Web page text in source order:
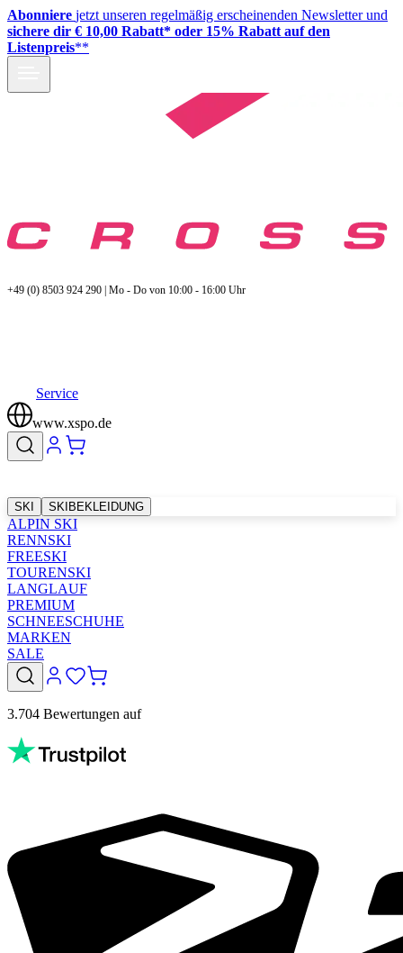
Abonniere jetzt unseren regelmäßig erscheinenden Newsletter und
sichere dir € 10,00 Rabatt* oder 15% Rabatt auf den
Listenpreis**
+49 (0) 8503 924 290 | Mo - Do von 10:00 - 16:00 Uhr
Service
www.xspo.de
SKI SKIBEKLEIDUNG
ALPIN SKI
RENNSKI
FREESKI
TOURENSKI
LANGLAUF
PREMIUM
SCHNEESCHUHE
MARKEN
SALE
3.704 Bewertungen auf